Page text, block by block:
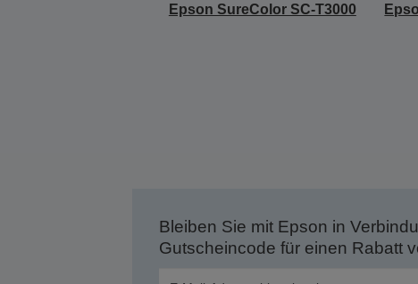
Epson SureColor SC-T3000
Bleiben Sie mit Epson in
Gutscheincode für einen Rabatt